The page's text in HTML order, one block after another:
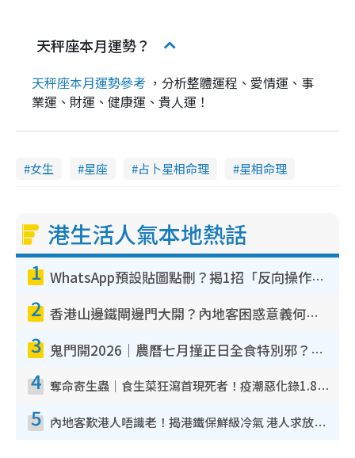
天秤座本月運勢？
天秤座本月運勢參考 ，分析整體運程、愛情運、事
業運、財運、健康運、貴人運！
女生 星座 占卜星相命理 星相命理
港生活人氣本地熱話
1 WhatsApp預設貼圖點刪？揭1招「反向操作」還原簡潔介面 附3步實測教學
2 香港山邊鐵閘邊門大開？內地客困惑意義何在！網民神回覆：呢種叫法理性防禦
3 鬼門開2026｜農曆七月撞正日全食特別邪？專家警告切忌做一事！揭4大禁忌+2招保平安
4 奪命寄生蟲｜食生菜狂瀉首現死者！疫潮惡化錄1.8萬宗病例 揭洗菜3大謬誤
5 內地客歎港人唔識老！揭港鐵保鮮級冷氣 港人求放過：咪投訴